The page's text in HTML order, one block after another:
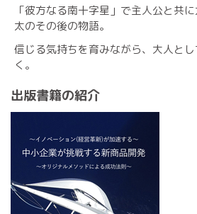
「彼方なる南十字星」で主人公と共
太のその後の物語。
信じる気持ちを育みながら、大人と
く。
出版書籍の紹介